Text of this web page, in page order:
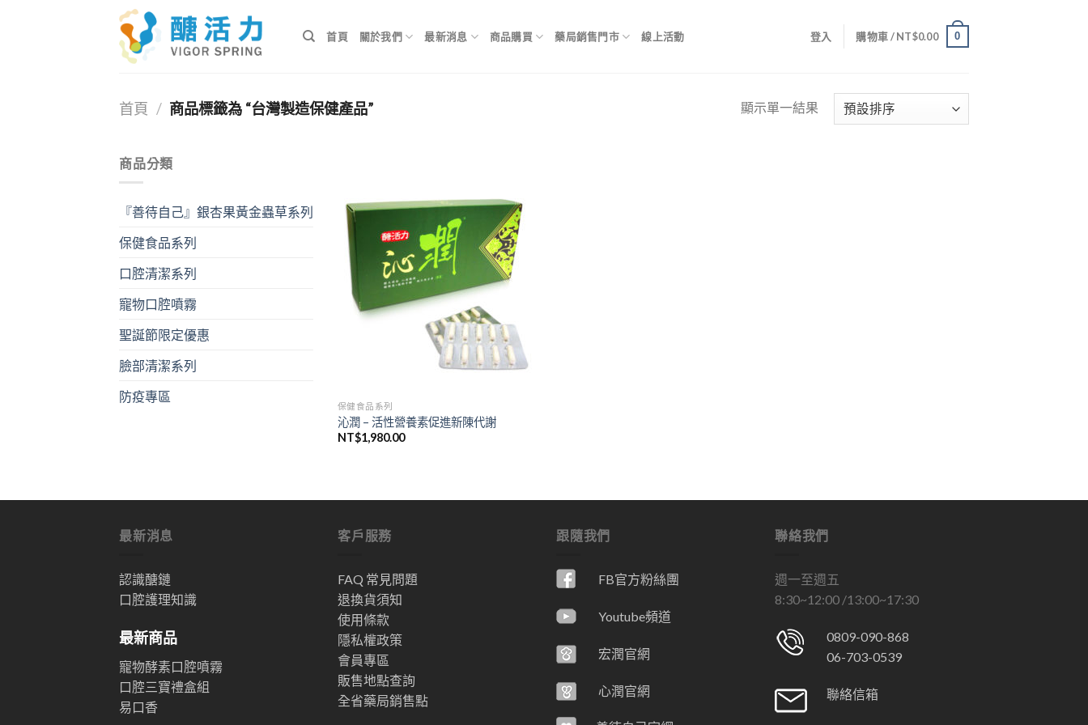
首頁 關於我們 最新消息 商品購買 藥局銷售門市 線上活動 登入 購物車 /NT$0.00 0
首頁 / 商品標籤為 “台灣製造保健產品” 顯示單一結果
商品分類
『善待自己』銀杏果黃金蟲草系列
保健食品系列
口腔清潔系列
寵物口腔噴霧
聖誕節限定優惠
臉部清潔系列
防疫專區
保健食品系列
沁潤 – 活性營養素促進新陳代謝
NT$1,980.00
最新消息
認識醣鏈
口腔護理知識
最新商品
寵物酵素口腔噴霧
口腔三寶禮盒組
易口香
客戶服務
FAQ 常見問題
退換貨須知
使用條款
隱私權政策
會員專區
販售地點查詢
全省藥局銷售點
跟隨我們
FB官方粉絲團
Youtube頻道
宏潤官網
心潤官網
聯絡我們
週一至週五
8:30~12:00 /13:00~17:30
0809-090-868
06-703-0539
聯絡信箱